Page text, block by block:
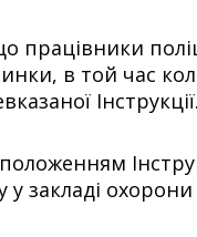
в той час
закладі